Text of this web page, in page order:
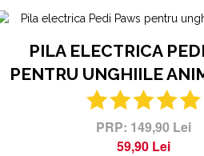
PILA ELECTRICA
PENTRU UNGHIILE
149,90 Lei
59,90 Lei